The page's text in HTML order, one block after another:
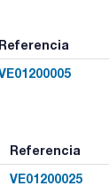
Referencia
Referencia
VE01200025